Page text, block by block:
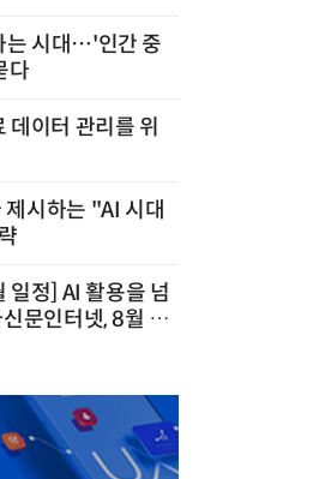
는 시대…'인간 중
다
데이터 관리를 위
제시하는 "AI 시대
일정] AI 활용을 넘
문인터넷, 8월 실